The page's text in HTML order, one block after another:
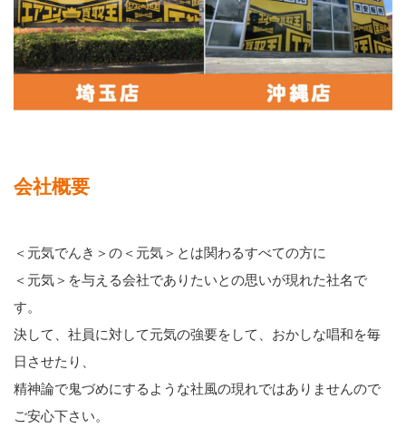
会社概要
＜元気でんき＞の＜元気＞とは関わるすべての方に
＜元気＞を与える会社でありたいとの思いが現れた社名で
す。
決して、社員に対して元気の強要をして、おかしな唱和を毎
日させたり、
精神論で鬼づめにするような社風の現れではありませんので
ご安心下さい。